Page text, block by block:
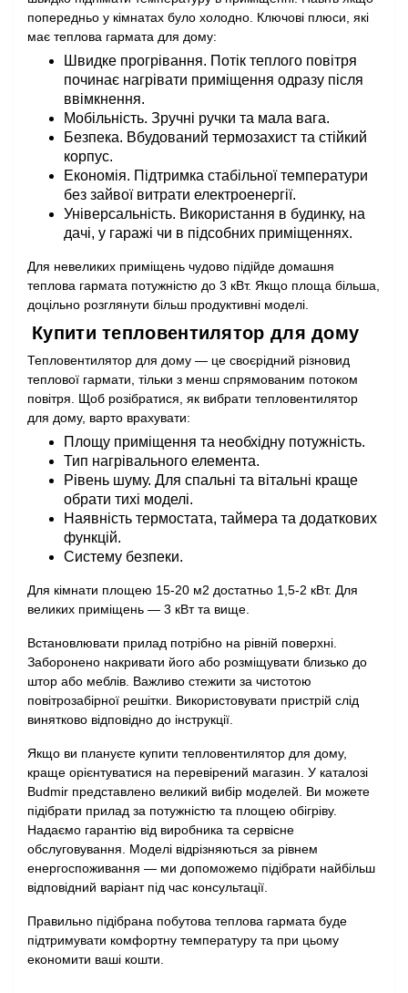
попередньо у кімнатах було холодно. Ключові плюси, які
має теплова гармата для дому:
Швидке прогрівання. Потік теплого повітря
починає нагрівати приміщення одразу після
ввімкнення.
Мобільність. Зручні ручки та мала вага.
Безпека. Вбудований термозахист та стійкий
корпус.
Економія. Підтримка стабільної температури
без зайвої витрати електроенергії.
Універсальність. Використання в будинку, на
дачі, у гаражі чи в підсобних приміщеннях.
Для невеликих приміщень чудово підійде домашня
теплова гармата потужністю до 3 кВт. Якщо площа більша,
доцільно розглянути більш продуктивні моделі.
Купити тепловентилятор для дому
Тепловентилятор для дому — це своєрідний різновид
теплової гармати, тільки з менш спрямованим потоком
повітря. Щоб розібратися, як вибрати тепловентилятор
для дому, варто врахувати:
Площу приміщення та необхідну потужність.
Тип нагрівального елемента.
Рівень шуму. Для спальні та вітальні краще
обрати тихі моделі.
Наявність термостата, таймера та додаткових
функцій.
Систему безпеки.
Для кімнати площею 15-20 м2 достатньо 1,5-2 кВт. Для
великих приміщень — 3 кВт та вище.
Встановлювати прилад потрібно на рівній поверхні.
Заборонено накривати його або розміщувати близько до
штор або меблів. Важливо стежити за чистотою
повітрозабірної решітки. Використовувати пристрій слід
винятково відповідно до інструкції.
Якщо ви плануєте купити тепловентилятор для дому,
краще орієнтуватися на перевірений магазин. У каталозі
Budmir представлено великий вибір моделей. Ви можете
підібрати прилад за потужністю та площею обігріву.
Надаємо гарантію від виробника та сервісне
обслуговування. Моделі відрізняються за рівнем
енергоспоживання — ми допоможемо підібрати найбільш
відповідний варіант під час консультації.
Правильно підібрана побутова теплова гармата буде
підтримувати комфортну температуру та при цьому
економити ваші кошти.